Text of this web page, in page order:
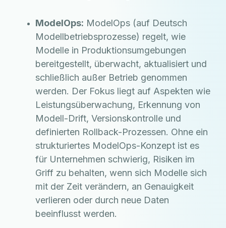
ModelOps: ModelOps (auf Deutsch
Modellbetriebsprozesse) regelt, wie
Modelle in Produktionsumgebungen
bereitgestellt, überwacht, aktualisiert und
schließlich außer Betrieb genommen
werden. Der Fokus liegt auf Aspekten wie
Leistungsüberwachung, Erkennung von
Modell-Drift, Versionskontrolle und
definierten Rollback-Prozessen. Ohne ein
strukturiertes ModelOps-Konzept ist es
für Unternehmen schwierig, Risiken im
Griff zu behalten, wenn sich Modelle sich
mit der Zeit verändern, an Genauigkeit
verlieren oder durch neue Daten
beeinflusst werden.